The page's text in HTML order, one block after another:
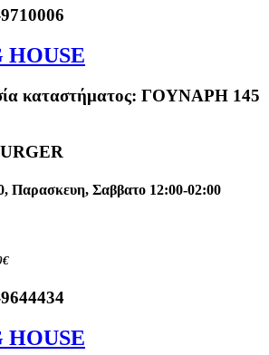
HOUSE
καταστήματος: ΓΟΥΝΑΡΗ 145
Παρασκευη, Σαββατο 12:00-02:00
HOUSE